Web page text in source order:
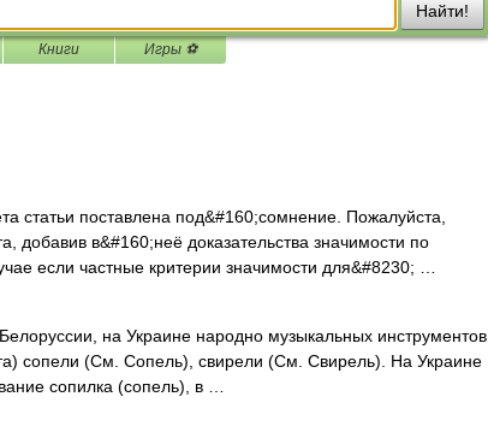
Найти!
Книги Игры ⚽
статьи поставлена под&#160;сомнение. Пожалуйста,
добавив в&#160;неё доказательства значимости по
если частные критерии значимости для&#8230; …
на Украине народно музыкальных инструментов
сопели (См. Сопель), свирели (См. Свирель). На Украине
сопилка (сопель), в …